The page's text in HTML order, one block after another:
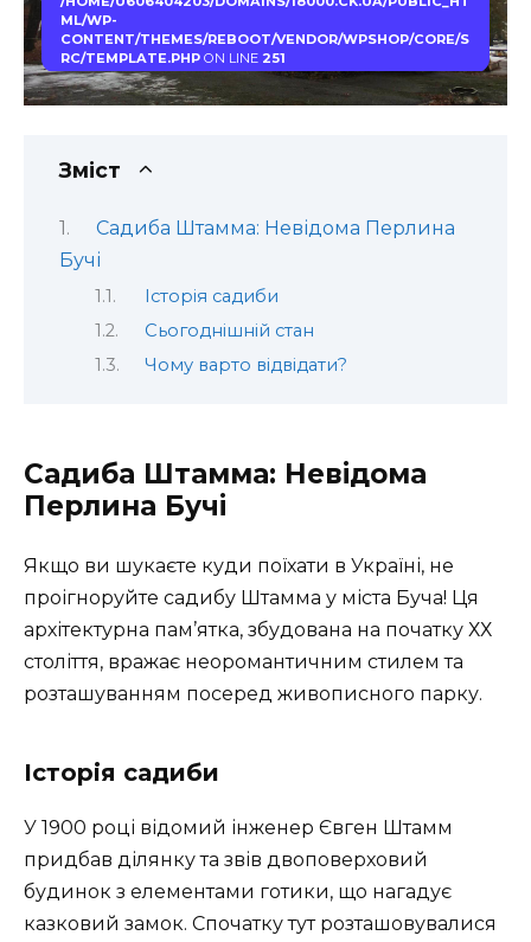
ML/WP-
CONTENT/THEMES/REBOOT/VENDOR/WPSHOP/CORE/S
RC/TEMPLATE.PHPON LINE 251
Зміст
Садиба Штамма: Невідома Перлина
Бучі
Історія садиби
Сьогоднішній стан
Чому варто відвідати?
Садиба Штамма: Невідома
Перлина Бучі
Якщо ви шукаєте куди поїхати в Україні, не
проігноруйте садибу Штамма у міста Буча! Ця
архітектурна пам’ятка, збудована на початку ХХ
століття, вражає неоромантичним стилем та
розташуванням посеред живописного парку.
Історія садиби
У 1900 році відомий інженер Євген Штамм
придбав ділянку та звів двоповерховий
будинок з елементами готики, що нагадує
казковий замок. Спочатку тут розташовувалися